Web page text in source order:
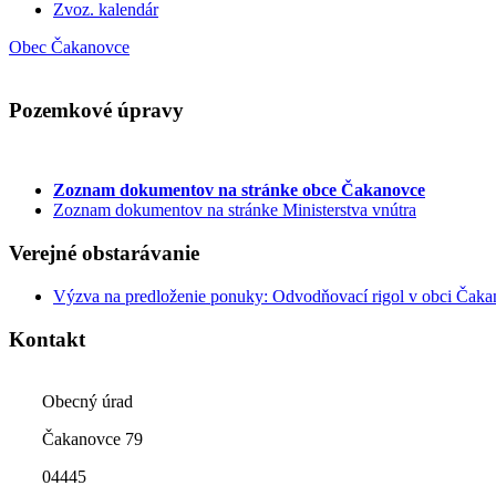
Zvoz. kalendár
Obec Čakanovce
Pozemkové úpravy
Zoznam dokumentov na stránke obce Čakanovce
Zoznam dokumentov na stránke Ministerstva vnútra
Verejné obstarávanie
Výzva na predloženie ponuky: Odvodňovací rigol v obci
Kontakt
Obecný úrad
Čakanovce 79
04445